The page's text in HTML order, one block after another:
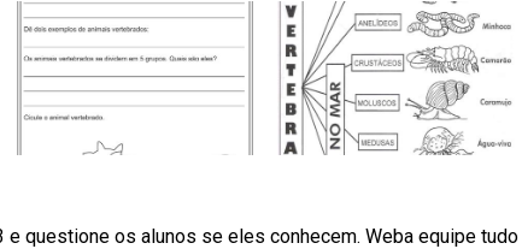
questione os alunos se eles conhecem. Weba equipe tudo